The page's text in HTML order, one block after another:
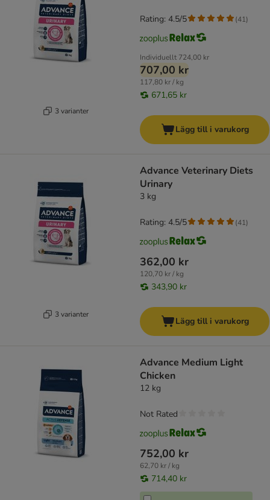
3 varianter
Individuellt 724,00 kr
707,00 kr
117,80 kr / kg
671,65 kr
Rating: 4.5/5 (41)
Lägg till i varukorg
3 varianter
Advance Veterinary Diets
Urinary
3 kg
362,00 kr
120,70 kr / kg
343,90 kr
Rating: 4.5/5 (41)
Lägg till i varukorg
Advance Medium Light
Chicken
12 kg
752,00 kr
62,70 kr / kg
714,40 kr
Not Rated